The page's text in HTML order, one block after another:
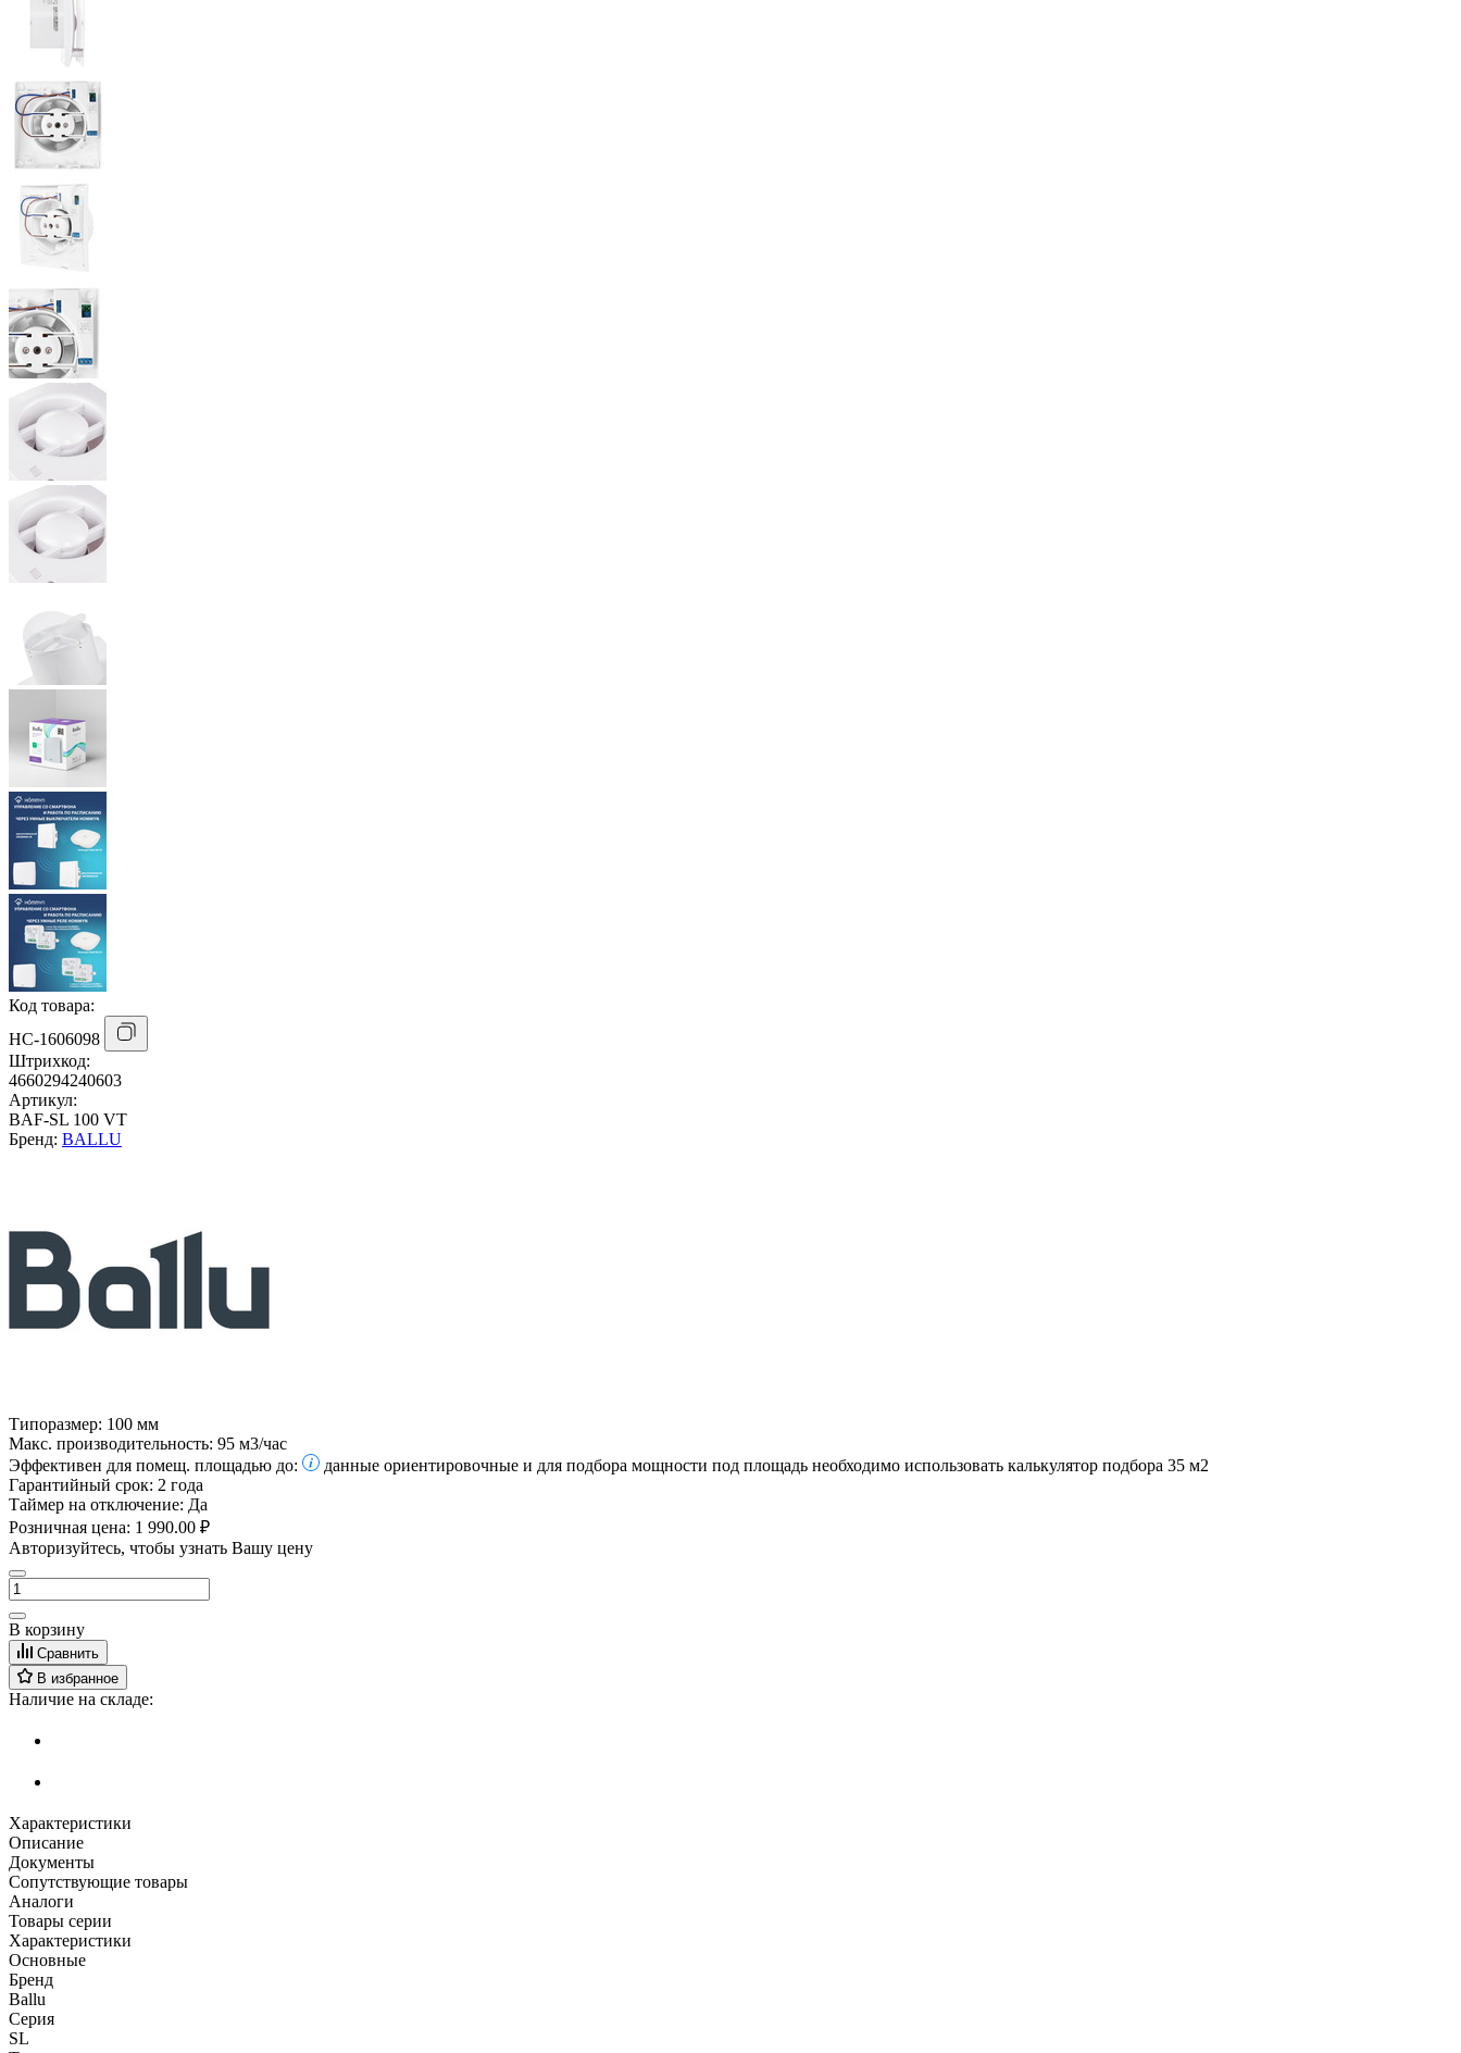
Код товара:
НС-1606098
Штрихкод:
4660294240603
Артикул:
BAF-SL 100 VT
Бренд: BALLU
Типоразмер: 100 мм
Макс. производительность: 95 м3/час
Эффективен для помещ. площадью до:
данные ориентировочные и для подбора мощности под площадь необходимо использовать калькулятор подбора 35 м2
Гарантийный срок: 2 года
Таймер на отключение: Да
Розничная цена: 1 990.00 ₽
Авторизуйтесь, чтобы узнать Вашу цену
В корзину
Сравнить
В избранное
Наличие на складе:
Характеристики
Описание
Документы
Сопутствующие товары
Аналоги
Товары серии
Характеристики
Основные
Бренд
Ballu
Серия
SL